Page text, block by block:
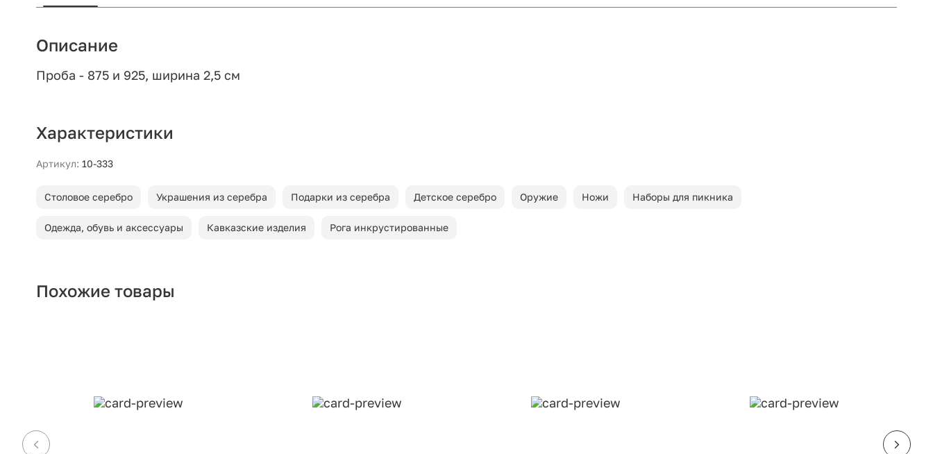
Описание
Проба - 875 и 925, ширина 2,5 см
Характеристики
Артикул: 10-333
Столовое серебро Украшения из серебра Подарки из серебра Детское серебро Оружие Ножи Наборы для пикника
Одежда, обувь и аксессуары Кавказские изделия Рога инкрустированные
Похожие товары